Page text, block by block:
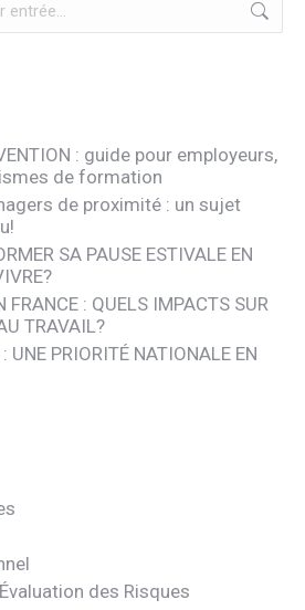
: guide pour employeurs,
de formation
de proximité : un sujet
SA PAUSE ESTIVALE EN
FRANCE : QUELS IMPACTS SUR
TRAVAIL?
UNE PRIORITÉ NATIONALE EN
des Risques